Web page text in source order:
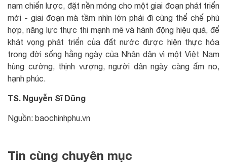
nam chiến lược, đặt nền móng cho một giai đoạn phát triển
mới - giai đoạn mà tầm nhìn lớn phải đi cùng thể chế phù
hợp, năng lực thực thi mạnh mẽ và hành động hiệu quả, để
khát vọng phát triển của đất nước được hiện thực hóa
trong đời sống hằng ngày của Nhân dân vì một Việt Nam
hùng cường, thịnh vượng, người dân ngày càng ấm no,
hạnh phúc.
TS. Nguyễn Sĩ Dũng
Nguồn: baochinhphu.vn
Tin cùng chuyên mục